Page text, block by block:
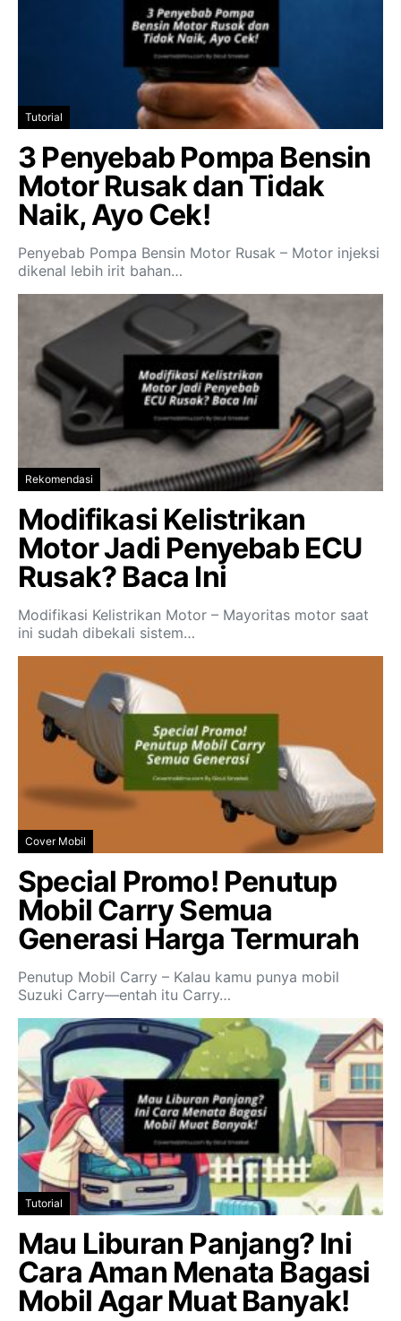
Tutorial
3 Penyebab Pompa Bensin
Motor Rusak dan Tidak
Naik, Ayo Cek!
Penyebab Pompa Bensin Motor Rusak – Motor injeksi
dikenal lebih irit bahan…
Rekomendasi
Modifikasi Kelistrikan
Motor Jadi Penyebab ECU
Rusak? Baca Ini
Modifikasi Kelistrikan Motor – Mayoritas motor saat
ini sudah dibekali sistem…
Cover Mobil
Special Promo! Penutup
Mobil Carry Semua
Generasi Harga Termurah
Penutup Mobil Carry – Kalau kamu punya mobil
Suzuki Carry—entah itu Carry…
Tutorial
Mau Liburan Panjang? Ini
Cara Aman Menata Bagasi
Mobil Agar Muat Banyak!